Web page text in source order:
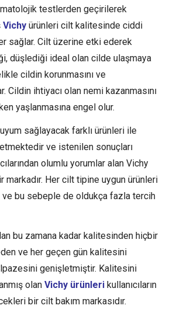
testlerden geçirilerek
Vichy ürünleri cilt kalitesinde ciddi
sağlar. Cilt üzerine etki ederek
düşlediği ideal olan cilde ulaşmaya
cildin korunmasını ve
Cildin ihtiyacı olan nemi kazanmasını
yaşlanmasına engel olur.
sağlayacak farklı ürünleri ile
etmektedir ve istenilen sonuçları
olumlu yorumlar alan Vichy
markadır. Her cilt tipine uygun ürünleri
bu sebeple de oldukça fazla tercih
bu zamana kadar kalitesinden hiçbir
ve her geçen gün kalitesini
genişletmiştir. Kalitesini
olan Vichy ürünleri kullanıcıların
bir cilt bakım markasıdır.